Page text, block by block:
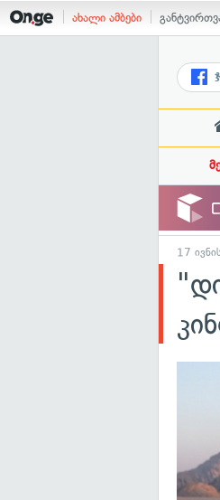
ახალი ამბები
17